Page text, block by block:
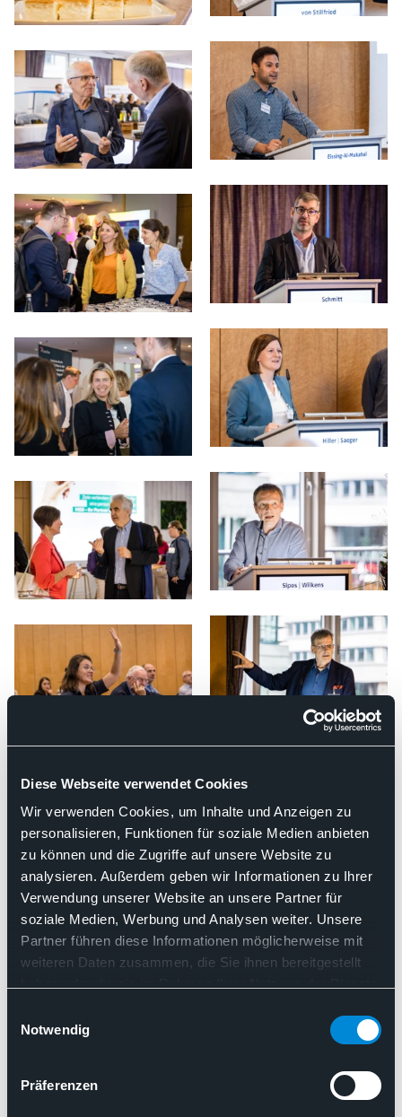
Diese Webseite verwendet Cookies
Wir verwenden Cookies, um Inhalte und Anzeigen zu
personalisieren, Funktionen für soziale Medien anbieten
zu können und die Zugriffe auf unsere Website zu
analysieren. Außerdem geben wir Informationen zu Ihrer
Verwendung unserer Website an unsere Partner für
soziale Medien, Werbung und Analysen weiter. Unsere
Partner führen diese Informationen möglicherweise mit
weiteren Daten zusammen, die Sie ihnen bereitgestellt
Cookies, wenn Sie unsere Webseite weiterhin nutzen.
Notwendig
Präferenzen